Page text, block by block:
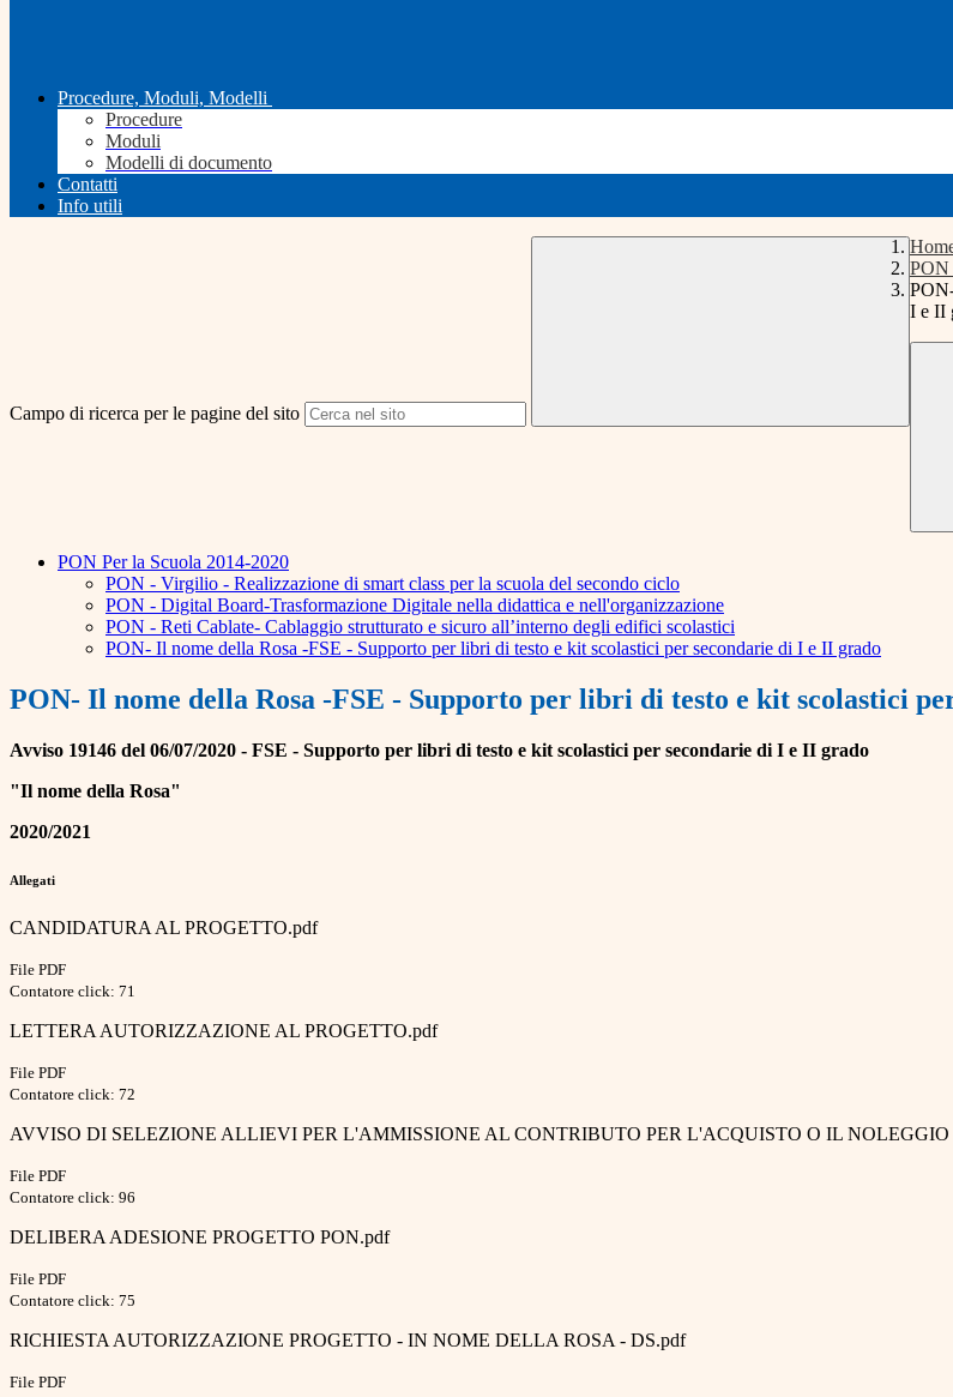
Procedure, Moduli, Modelli
Procedure
Moduli
Modelli di documento
Contatti
Info utili
Campo di ricerca per le pagine del sito
PON
I e II
PON Per la Scuola 2014-2020
PON - Virgilio - Realizzazione di smart class per la scuola del secondo ciclo
PON - Digital Board-Trasformazione Digitale nella didattica e nell'organizzazione
PON - Reti Cablate- Cablaggio strutturato e sicuro all’interno degli edifici scolastici
PON- Il nome della Rosa -FSE - Supporto per libri di testo e kit scolastici per secondarie di I e II grado
PON- Il nome della Rosa -FSE - Supporto per libri di testo e kit scolastici
Avviso 19146 del 06/07/2020 - FSE - Supporto per libri di testo e kit scolastici per secondarie di I e II grado
"Il nome della Rosa"
2020/2021
Allegati
CANDIDATURA AL PROGETTO.pdf
File PDF
Contatore click: 71
LETTERA AUTORIZZAZIONE AL PROGETTO.pdf
File PDF
Contatore click: 72
AVVISO DI SELEZIONE ALLIEVI PER L'AMMISSIONE AL CONTRIBUTO PER L'ACQUISTO O IL NOLEGGIO
File PDF
Contatore click: 96
DELIBERA ADESIONE PROGETTO PON.pdf
File PDF
Contatore click: 75
RICHIESTA AUTORIZZAZIONE PROGETTO - IN NOME DELLA ROSA - DS.pdf
File PDF